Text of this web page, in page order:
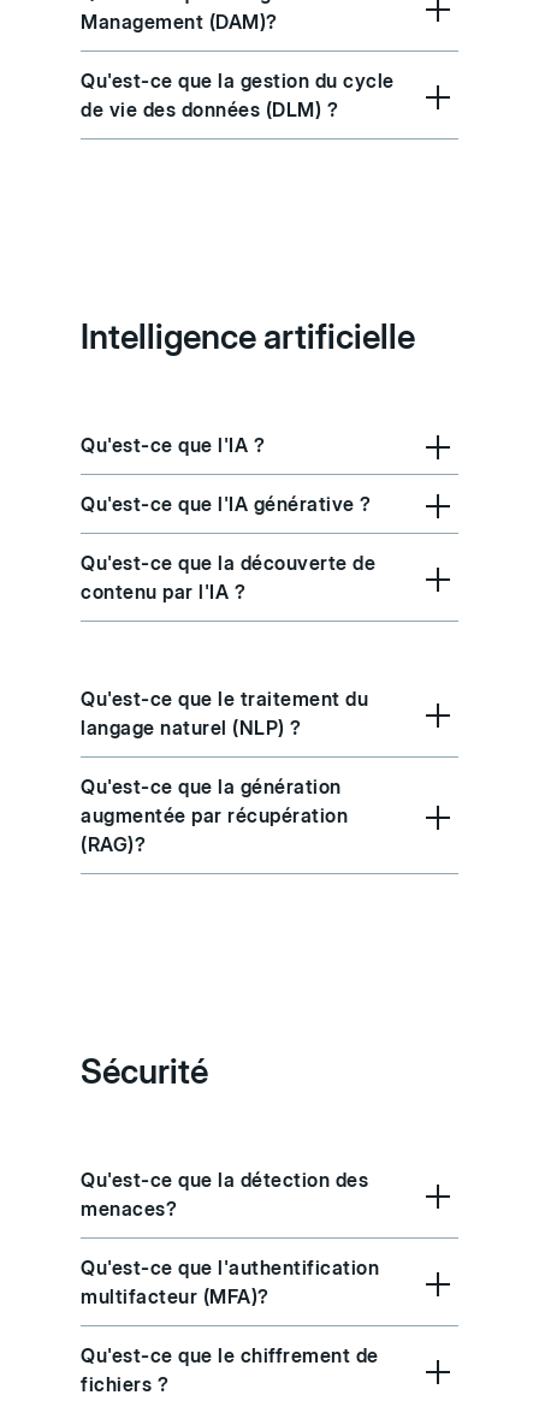
Management (DAM)?
Qu'est-ce que la gestion du cycle
de vie des données (DLM) ?
Intelligence artificielle
Qu'est-ce que l'IA ?
Qu'est-ce que l'IA générative ?
Qu'est-ce que la découverte de
contenu par l'IA ?
Qu'est-ce que le traitement du
langage naturel (NLP) ?
Qu'est-ce que la génération
augmentée par récupération
(RAG)?
Sécurité
Qu'est-ce que la détection des
menaces?
Qu'est-ce que l'authentification
multifacteur (MFA)?
Qu'est-ce que le chiffrement de
fichiers ?